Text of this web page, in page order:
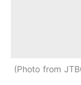
Photo from